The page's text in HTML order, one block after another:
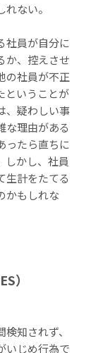
ない。
社員が自分に
か、控えさせ
の社員が不正
ということが
、疑わしい事
な理由がある
ったら直ちに
しかし、社員
生計をたてる
かもしれな
）
知されず、
いじめ行為で